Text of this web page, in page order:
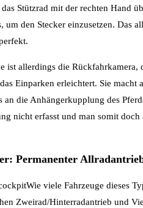
Stützrad mit der rechten Hand
um den Stecker einzusetzen. Das
ist allerdings die
Einparken erleichtert. Sie
an die Anhängerkupplung des
nicht erfasst und man somit
Permanenter
Wie viele Fahrzeuge dieses
Zweirad/Hinterradantrieb und